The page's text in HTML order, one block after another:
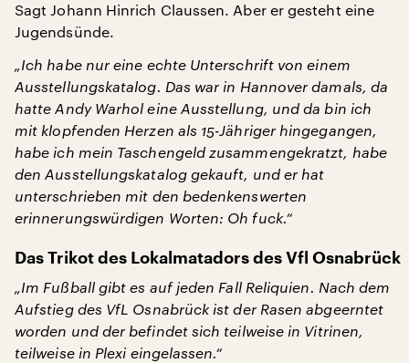
Sagt Johann Hinrich Claussen. Aber er gesteht eine
Jugendsünde.
„Ich habe nur eine echte Unterschrift von einem
Ausstellungskatalog. Das war in Hannover damals, da
hatte Andy Warhol eine Ausstellung, und da bin ich
mit klopfenden Herzen als 15-Jähriger hingegangen,
habe ich mein Taschengeld zusammengekratzt, habe
den Ausstellungskatalog gekauft, und er hat
unterschrieben mit den bedenkenswerten
erinnerungswürdigen Worten: Oh fuck.“
Das Trikot des Lokalmatadors des Vfl Osnabrück
„Im Fußball gibt es auf jeden Fall Reliquien. Nach dem
Aufstieg des VfL Osnabrück ist der Rasen abgeerntet
worden und der befindet sich teilweise in Vitrinen,
teilweise in Plexi eingelassen.“